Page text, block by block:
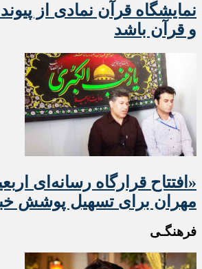
نمایشگاه قرآن نمادی از
و قرآن باشد
«افتتاح قرارگاه رسانه‌ای
مهران برای تسهیل پوشش
فرهنگـی